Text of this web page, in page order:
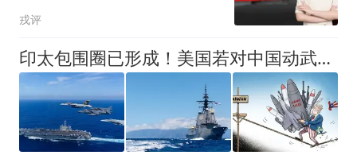
戎评
印太包围圈已形成！美国若对中国动武，多少国家会参战？